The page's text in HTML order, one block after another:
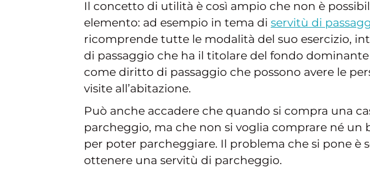
Il concetto di utilità è così ampio che non è
elemento: ad esempio in tema di servitù di
ricomprende tutte le modalità del suo esercizio,
di passaggio che ha il titolare del fondo
come diritto di passaggio che possono avere le
visite all’abitazione.
Può anche accadere che quando si compra una
parcheggio, ma che non si voglia comprare né un
per poter parcheggiare. Il problema che si pone è
ottenere una servitù di parcheggio.